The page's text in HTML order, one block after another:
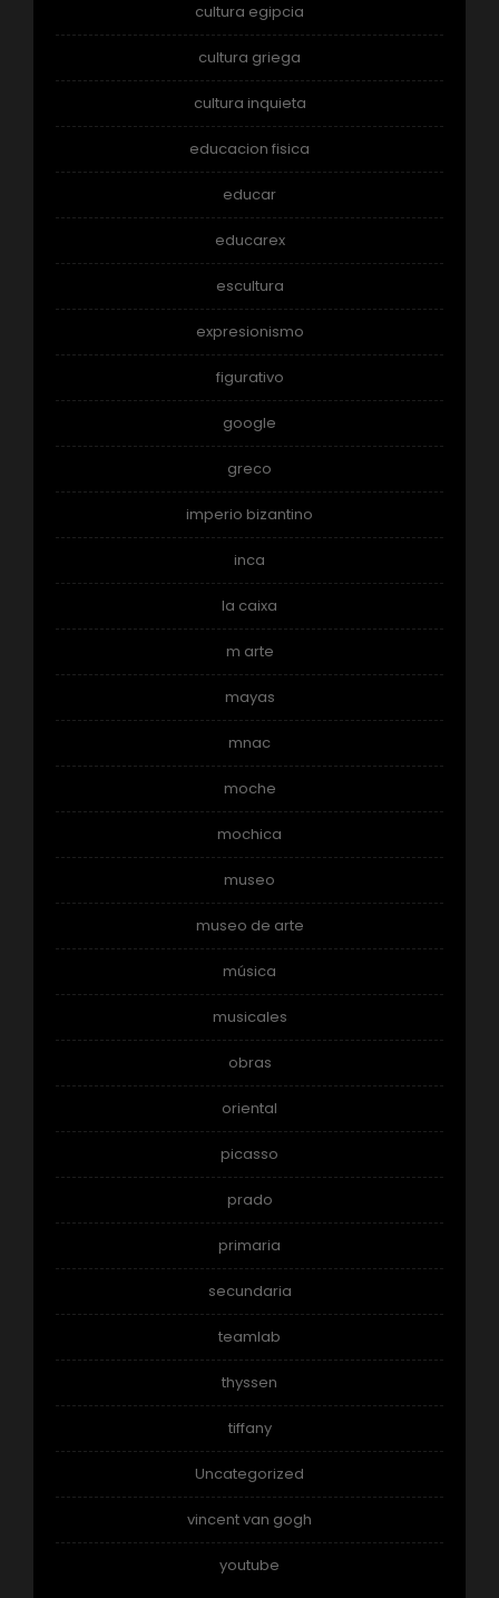
cultura egipcia
cultura griega
cultura inquieta
educacion fisica
educar
educarex
escultura
expresionismo
figurativo
google
greco
imperio bizantino
inca
la caixa
m arte
mayas
mnac
moche
mochica
museo
museo de arte
música
musicales
obras
oriental
picasso
prado
primaria
secundaria
teamlab
thyssen
tiffany
Uncategorized
vincent van gogh
youtube